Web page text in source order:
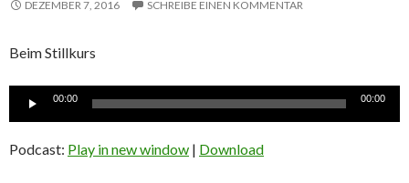
DEZEMBER 7, 2016 SCHREIBE EINEN KOMMENTAR
Beim Stillkurs
Audio-
00:00 00:00
Podcast: Play in new window | Download